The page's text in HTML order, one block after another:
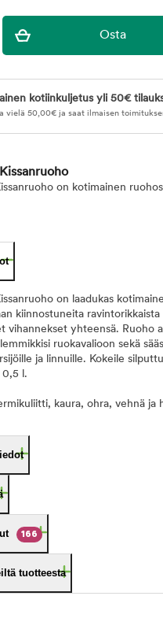
kotiinkuljetus yli 50€
vielä 50,00€ ja saat ilmaisen
on kotimainen
on laadukas
kiinnostuneita
vihannekset yhteensä. Ruoho
ruokavalioon sekä
ja linnuille. Kokeile
0,5 l.
kaura, ohra, vehnä ja
166
tuotteesta